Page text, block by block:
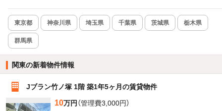
東京都 神奈川県 埼玉県 千葉県 茨城県 栃木県
群馬県
関東の新着物件情報
Jブラン竹ノ塚 1階 築1年5ヶ月の賃貸物件
10万円 （管理費3,000円）